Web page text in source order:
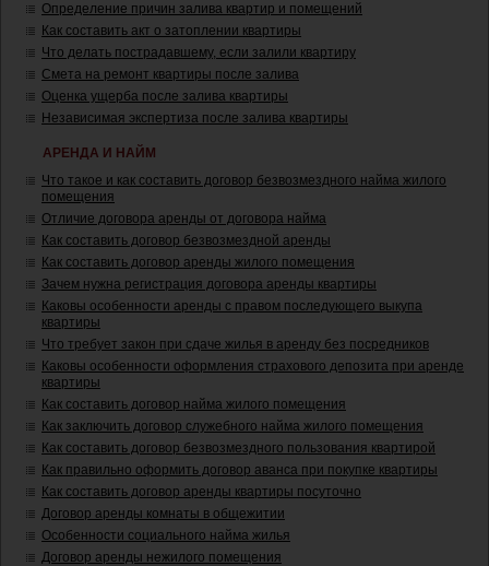
Определение причин залива квартир и помещений
Как составить акт о затоплении квартиры
Что делать пострадавшему, если залили квартиру
Смета на ремонт квартиры после залива
Оценка ущерба после залива квартиры
Независимая экспертиза после залива квартиры
АРЕНДА И НАЙМ
Что такое и как составить договор безвозмездного найма жилого
помещения
Отличие договора аренды от договора найма
Как составить договор безвозмездной аренды
Как составить договор аренды жилого помещения
Зачем нужна регистрация договора аренды квартиры
Каковы особенности аренды с правом последующего выкупа
квартиры
Что требует закон при сдаче жилья в аренду без посредников
Каковы особенности оформления страхового депозита при аренде
квартиры
Как составить договор найма жилого помещения
Как заключить договор служебного найма жилого помещения
Как составить договор безвозмездного пользования квартирой
Как правильно оформить договор аванса при покупке квартиры
Как составить договор аренды квартиры посуточно
Договор аренды комнаты в общежитии
Особенности социального найма жилья
Договор аренды нежилого помещения